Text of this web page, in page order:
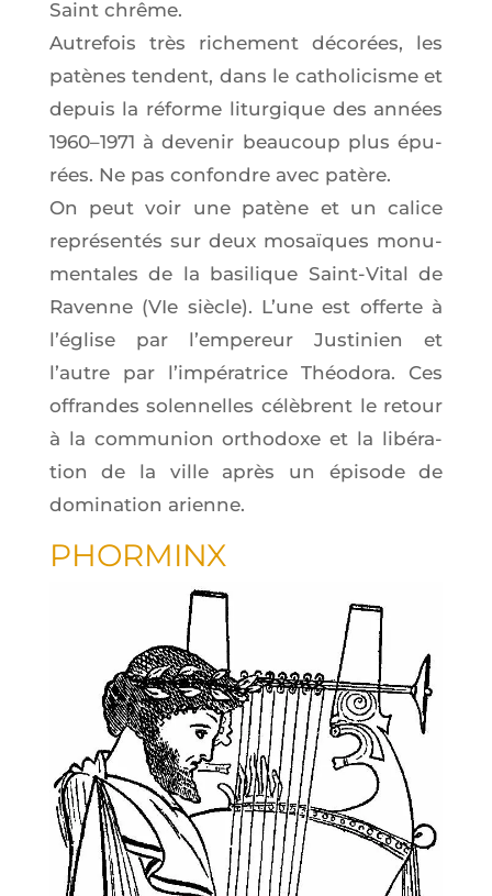
Saint chrême.
Autre­fois très riche­ment déco­rées, les
patènes tendent, dans le catho­li­cisme et
depuis la réforme litur­gique des années
1960–1971 à deve­nir beau­coup plus épu­
rées. Ne pas confondre avec patère.
On peut voir une patène et un calice
repré­sen­tés sur deux mosaïques monu­
men­tales de la basi­lique Saint-Vital de
Ravenne (VIe siècle). L’une est offerte à
l’é­glise par l’empereur Jus­ti­nien et
l’autre par l’im­pé­ra­trice Théo­do­ra. Ces
offrandes solen­nelles célèbrent le retour
à la com­mu­nion ortho­doxe et la libé­ra­
tion de la ville après un épi­sode de
domi­na­tion arienne.
PHOR­MINX